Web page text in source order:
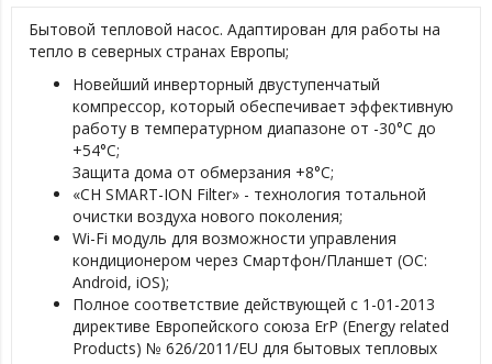
Бытовой тепловой насос. Адаптирован для работы на
тепло в северных странах Европы;
Новейший инверторный двуступенчатый
компрессор, который обеспечивает эффективную
работу в температурном диапазоне от -30°С до
+54°C;
Защита дома от обмерзания +8°C;
«CH SMART-ION Filter» - технология тотальной
очистки воздуха нового поколения;
Wi-Fi модуль для возможности управления
кондиционером через Смартфон/Планшет (ОС:
Android, iOS);
Полное соответствие действующей c 1-01-2013
директиве Европейского союза ErP (Energy related
Products) № 626/2011/EU для бытовых тепловых